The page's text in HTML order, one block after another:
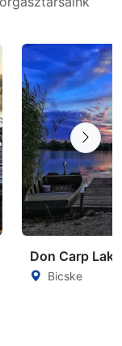
Don Carp Lake
Bicske